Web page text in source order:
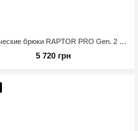
Тактические брюки RAPTOR PRO Gen. 2 с наколенниками (огнеупорные) Мультикам 50/4
5 720 грн